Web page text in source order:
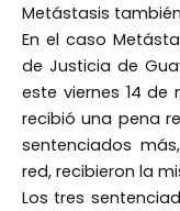
Metástasis
En el caso
de Justicia de
este viernes 14
recibió una pena
sentenciados
red, recibieron la
Los tres